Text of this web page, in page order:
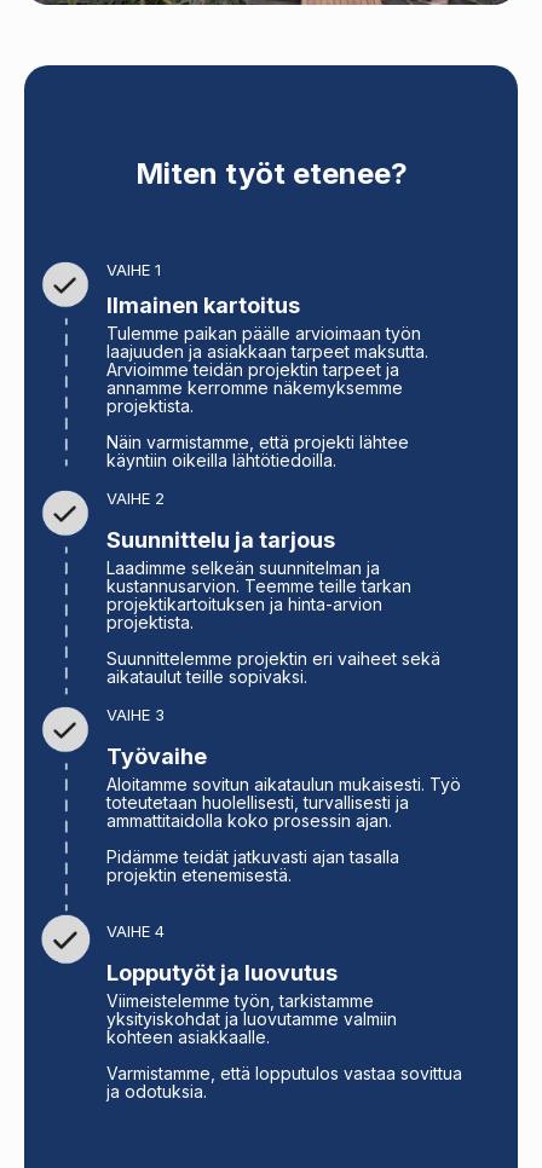
Miten työt etenee?
VAIHE 1
Ilmainen kartoitus
Tulemme paikan päälle arvioimaan työn
laajuuden ja asiakkaan tarpeet maksutta.
Arvioimme teidän projektin tarpeet ja
annamme kerromme näkemyksemme
projektista.
Näin varmistamme, että projekti lähtee
käyntiin oikeilla lähtötiedoilla.
VAIHE 2
Suunnittelu ja tarjous
Laadimme selkeän suunnitelman ja
kustannusarvion. Teemme teille tarkan
projektikartoituksen ja hinta-arvion
projektista.
Suunnittelemme projektin eri vaiheet sekä
aikataulut teille sopivaksi.
VAIHE 3
Työvaihe
Aloitamme sovitun aikataulun mukaisesti. Työ
toteutetaan huolellisesti, turvallisesti ja
ammattitaidolla koko prosessin ajan.
Pidämme teidät jatkuvasti ajan tasalla
projektin etenemisestä.
VAIHE 4
Lopputyöt ja luovutus
Viimeistelemme työn, tarkistamme
yksityiskohdat ja luovutamme valmiin
kohteen asiakkaalle.
Varmistamme, että lopputulos vastaa sovittua
ja odotuksia.